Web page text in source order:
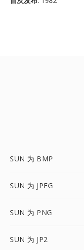
SUN 为 BMP
SUN 为 JPEG
SUN 为 PNG
SUN 为 JP2